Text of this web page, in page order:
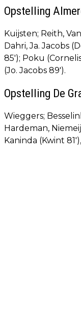
Opstelling
Kuijsten; Reith,
Dahri, Ja. Jacobs
85'); Poku
(Jo. Jacobs 89').
Opstelling De
Wieggers;
Hardeman,
Kaninda (Kwint